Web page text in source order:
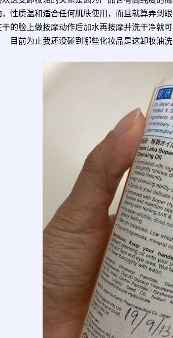
，性质温和适合任何肌肤使用，而且就算弄到
干的脸上做按摩动作后加水再按摩并洗干净就
目前为止我还没碰到哪些化妆品是这卸妆油